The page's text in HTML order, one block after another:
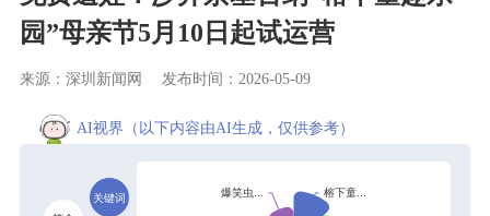
园”母亲节5月10日起试运营
来源：深圳新闻网 发布时间：2026-05-09
AI视界 （以下内容由AI生成，仅供参考）
关键词